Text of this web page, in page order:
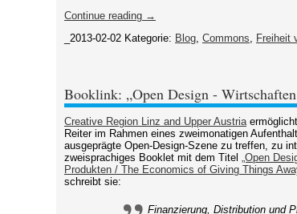
Continue reading →
_2013-02-02 Kategorie: Blog, Commons, Freiheit
Booklink: „Open Design -
Creative Region Linz and Upper Austria
Reiter im Rahmen eines zweimonatigen
ausgeprägte Open-Design-Szene zu treffen, zu
zweisprachiges Booklet mit dem Titel „Open
Produkten / The Economics of Giving Things
schreibt sie:
Finanzierung, Distribution und